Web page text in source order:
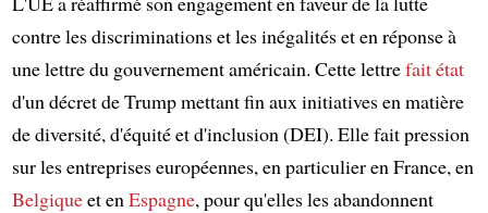
contre les discriminations et les inégalités et en réponse à
une lettre du gouvernement américain. Cette lettrefait état
d'un décret de Trump mettant fin aux initiatives en matière
de diversité, d'équité et d'inclusion (DEI). Elle fait pression
sur les entreprises européennes, en particulier en France, en
Belgiqueet en Espagne, pour qu'elles les abandonnent